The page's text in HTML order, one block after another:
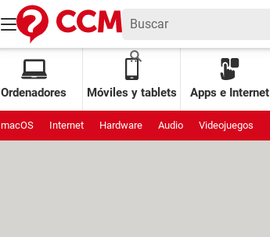
Ordenadores Móviles y tablets Apps e Internet
macOS Internet Hardware Audio Videojuegos